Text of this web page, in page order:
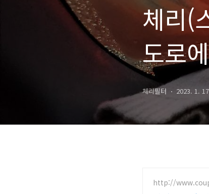
체리(
도로
체리필터 2023. 1.
http://